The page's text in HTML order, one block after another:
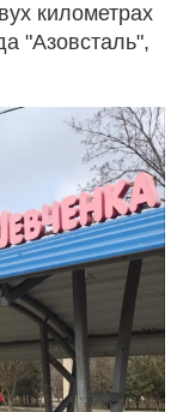
километрах
"Азовсталь",